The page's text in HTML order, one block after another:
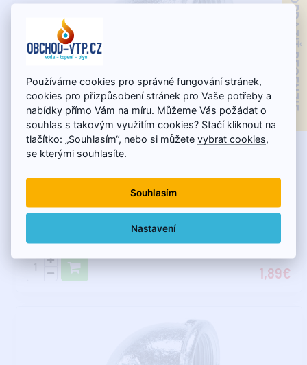
ZOBRAZIŤ RECENZIE
Skladom - expedujeme do 11.8.
Pozink koleno 90° FF 1/4"
1,89€
Používáme cookies pro správné fungování stránek,
cookies pro přizpůsobení stránek pro Vaše potřeby a
nabídky přímo Vám na míru. Můžeme Vás požádat o
souhlas s takovým využitím cookies? Stačí kliknout na
tlačítko: „Souhlasím“, nebo si můžetevybrat cookies
se kterými souhlasíte.
Souhlasím
Nastavení